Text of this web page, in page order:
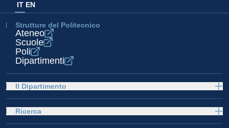
IT EN
Strutture del Politecnico
Ateneo
Scuole
Poli
Dipartimenti
Il Dipartimento
Ricerca